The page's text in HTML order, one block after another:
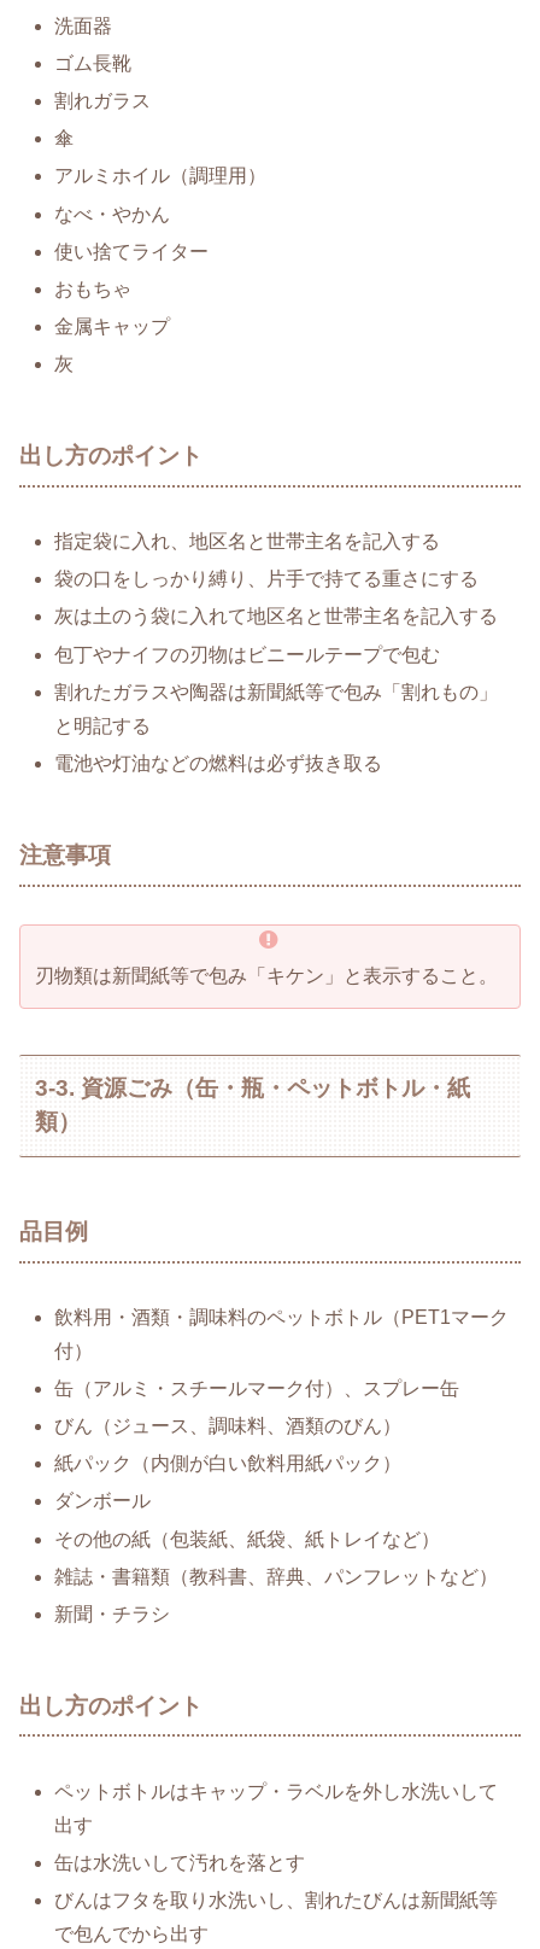
洗面器
ゴム長靴
割れガラス
傘
アルミホイル（調理用）
なべ・やかん
使い捨てライター
おもちゃ
金属キャップ
灰
出し方のポイント
指定袋に入れ、地区名と世帯主名を記入する
袋の口をしっかり縛り、片手で持てる重さにする
灰は土のう袋に入れて地区名と世帯主名を記入する
包丁やナイフの刃物はビニールテープで包む
割れたガラスや陶器は新聞紙等で包み「割れもの」
と明記する
電池や灯油などの燃料は必ず抜き取る
注意事項
刃物類は新聞紙等で包み「キケン」と表示すること。
3-3. 資源ごみ（缶・瓶・ペットボトル・紙
類）
品目例
飲料用・酒類・調味料のペットボトル（PET1マーク
付）
缶（アルミ・スチールマーク付）、スプレー缶
びん（ジュース、調味料、酒類のびん）
紙パック（内側が白い飲料用紙パック）
ダンボール
その他の紙（包装紙、紙袋、紙トレイなど）
雑誌・書籍類（教科書、辞典、パンフレットなど）
新聞・チラシ
出し方のポイント
ペットボトルはキャップ・ラベルを外し水洗いして
出す
缶は水洗いして汚れを落とす
びんはフタを取り水洗いし、割れたびんは新聞紙等
で包んでから出す